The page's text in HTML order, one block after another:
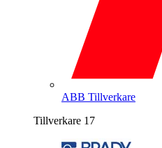
ABB Tillverkare
Tillverkare 17